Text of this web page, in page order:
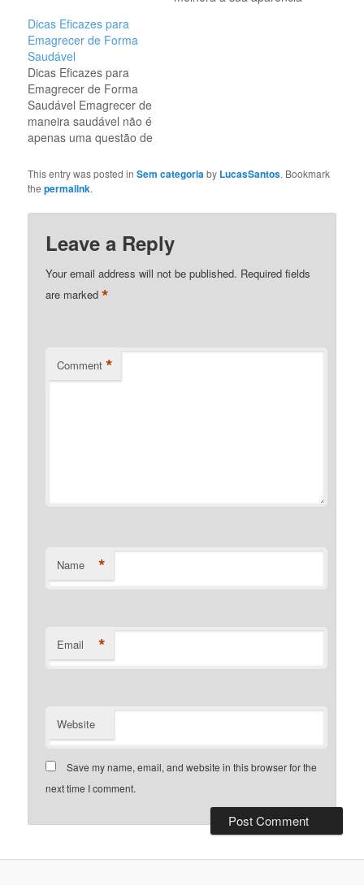
…
Dicas Eficazes para
Emagrecer de Forma
Saudável
Dicas Eficazes para
Emagrecer de Forma
Saudável Emagrecer de
maneira saudável não é
apenas uma questão de
de bem-estar e saúde.
Perder peso pode
vida, prevenir doenças e
aumentar a autoestima.
No entanto, muitas
pessoas enfrentam
encontrar métodos
This entry was posted inSem categoriaby LucasSantos. Bookmark
thepermalink.
Leave a Reply
Your email address will not be published. Required fields
are marked*
Comment *
Name *
Email *
Website
Save my name, email, and website in this browser for the
next time I comment.